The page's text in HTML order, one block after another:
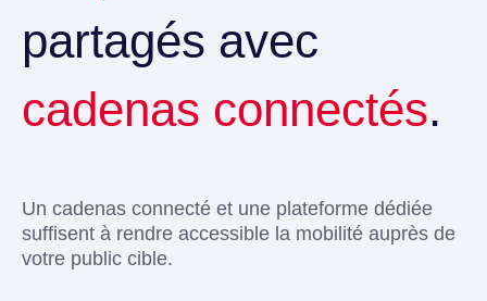
partagés avec
cadenas connectés.
Un cadenas connecté et une plateforme dédiée
suffisent à rendre accessible la mobilité auprès de
votre public cible.